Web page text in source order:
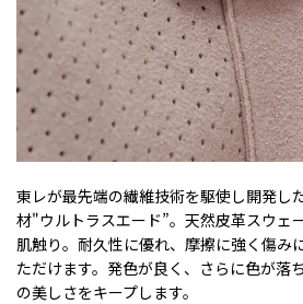
東レが最先端の繊維技術を駆使し開発し
材"ウルトラスエード”。天然皮革スウェ
肌触り。耐久性に優れ、摩擦に強く傷み
ただけます。発色が良く、さらに色が落
の美しさをキープします。